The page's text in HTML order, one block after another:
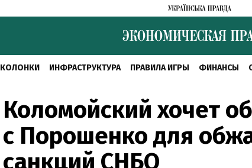
КОЛОНКИ ИНФРАСТРУКТУРА ПРАВИЛА ИГРЫ ФИНАНСЫ
Коломойский хочет
с Порошенко для
санкций СНБО